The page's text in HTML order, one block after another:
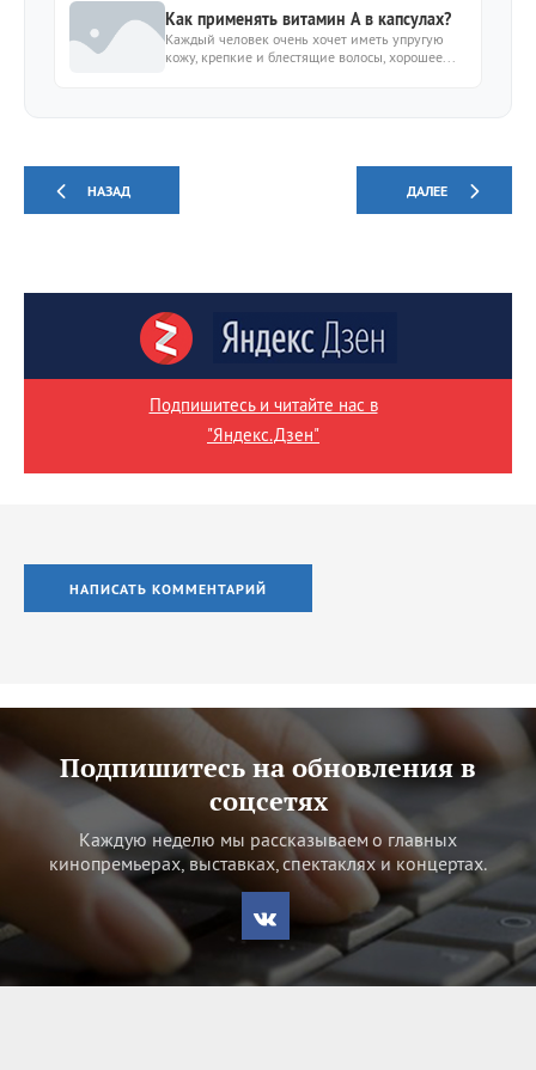
Как применять витамин А в капсулах?
Каждый человек очень хочет иметь упругую
кожу, крепкие и блестящие волосы, хорошее...
НАЗАД ДАЛЕЕ
Подпишитесь и читайте нас в
"Яндекс.Дзен"
НАПИСАТЬ КОММЕНТАРИЙ
Подпишитесь на обновления в
соцсетях
Каждую неделю мы рассказываем о главных
кинопремьерах, выставках, спектаклях и концертах.